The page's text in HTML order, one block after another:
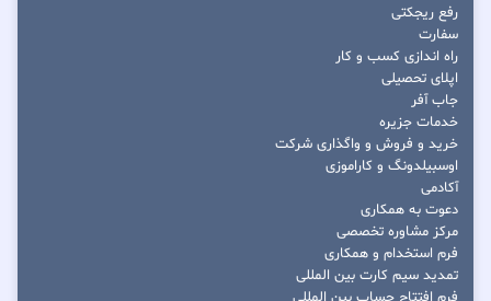
رفع ریجکتی
سفارت
راه اندازی کسب و کار
اپلای تحصیلی
جاب آفر
خدمات جزیره
خرید و فروش و واگذاری شرکت
اوسبیلدونگ و کاراموزی
آکادمی
دعوت به همکاری
مرکز مشاوره تخصصی
فرم استخدام و همکاری
تمدید سیم کارت بین المللی